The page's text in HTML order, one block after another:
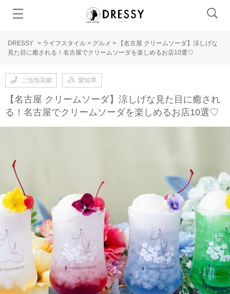
DRESSY > ライフスタイル > グルメ >
【名古屋 クリームソーダ】涼しげな
見た目に癒される！名古屋でクリームソーダを楽しめるお店10選♡
ご当地花嫁 愛知県
【名古屋 クリームソーダ】涼しげな見た目に癒され
る！名古屋でクリームソーダを楽しめるお店10選♡